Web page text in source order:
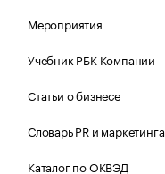
Мероприятия
Учебник РБК Компании
Статьи о бизнесе
Словарь PR и маркетинга
Каталог по ОКВЭД